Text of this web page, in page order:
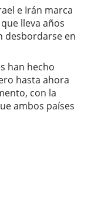
e Irán marca
lleva años
desbordarse en
han hecho
hasta ahora
con la
ambos países